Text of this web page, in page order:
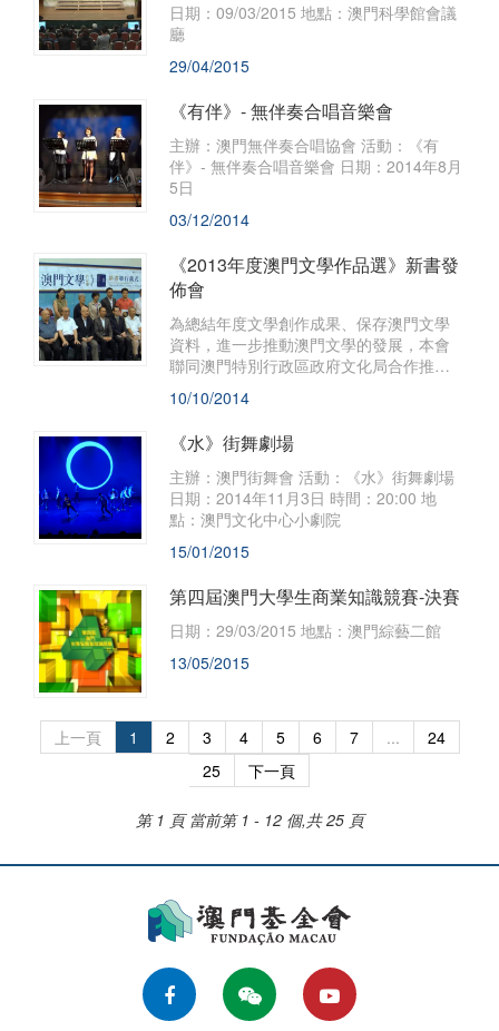
​日期：09/03/2015 地點：澳門科學館會議
廳
29/04/2015
《有伴》- 無伴奏合唱音樂會
主辦：澳門無伴奏合唱協會 活動：《有
伴》- 無伴奏合唱音樂會 日期：2014年8月
5日
03/12/2014
《2013年度澳門文學作品選》新書發
佈會
​為總結年度文學創作成果、保存澳門文學
資料，進一步推動澳門文學的發展，本會
聯同澳門特別行政區政府文化局合作推出
《2013年度澳門文學作品選》，並於2014
年7月19日假澳門理工學院體育館“第十七
屆澳門書市嘉年華”會場舉行新書發佈會。
10/10/2014
《水》街舞劇場
​主辦：澳門街舞會 活動：《水》街舞劇場
日期：2014年11月3日 時間：20:00 地
點：澳門文化中心小劇院
15/01/2015
第四屆澳門大學生商業知識競賽-決賽
​日期：29/03/2015 地點：澳門綜藝二館
13/05/2015
上一頁 1 2 3 4 5 6 7 ...
24
25
下一頁
第 1 頁 當前第 1 - 12 個,共 25 頁